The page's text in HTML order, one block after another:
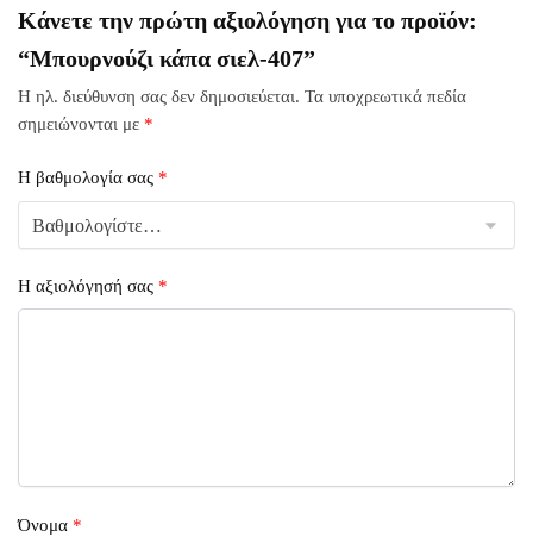
Κάνετε την πρώτη αξιολόγηση για το προϊόν:
“Μπουρνούζι κάπα σιελ-407”
Η ηλ. διεύθυνση σας δεν δημοσιεύεται. Τα υποχρεωτικά πεδία
σημειώνονται με *
Η βαθμολογία σας *
Η αξιολόγησή σας *
Όνομα *